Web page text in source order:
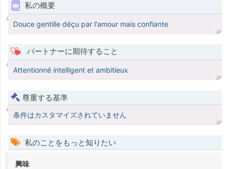
私の概要
Douce gentille déçu par l'amour mais confiante
パートナーに期待すること
Attentionné intelligent et ambitieux
尊重する基準
条件はカスタマイズされていません
私のことをもっと知りたい
興味